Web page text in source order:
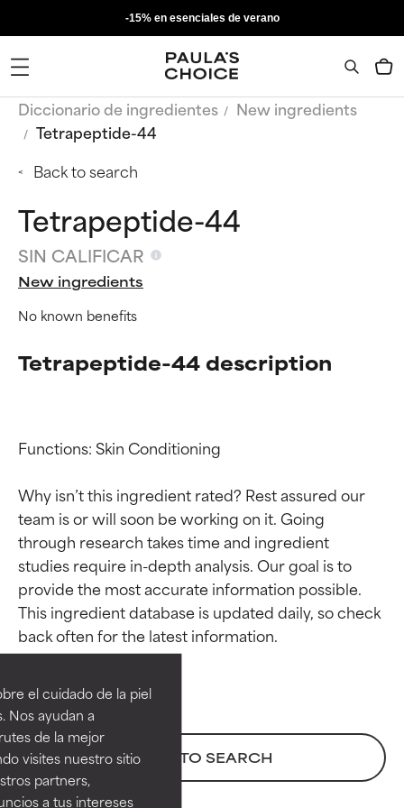
el cuidado de la piel
Nos ayudan a
de la mejor
visites nuestro sitio
partners,
a tus intereses
-15% en esenciales de verano
Diccionario de ingredientes
New ingredients
Tetrapeptide-44
Back to search
Tetrapeptide-44
SIN CALIFICAR
New ingredients
No known benefits
Tetrapeptide-44 description
Functions: Skin Conditioning
Why isn’t this ingredient rated? Rest assured our
team is or will soon be working on it. Going
through research takes time and ingredient
studies require in-depth analysis. Our goal is to
provide the most accurate information possible.
This ingredient database is updated daily, so check
BACK TO SEARCH
Calificaciones de
ingredientes
EXCELENTE
Ingrediente sobresaliente con
beneficios reales para la piel. Su
Calificaciones de
ingredientes
EXCELENTE
Ingrediente sobresaliente con
beneficios reales para la piel. Su